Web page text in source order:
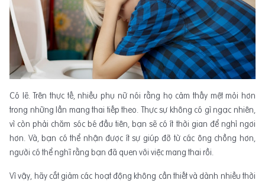
Có lẽ. Trên thực tế, nhiều phụ nữ nói rằng họ cảm thấy mệt mỏi hơn
trong những lần mang thai tiếp theo. Thực sự không có gì ngạc nhiên,
vì còn phải chăm sóc bé đầu tiên, bạn sẽ có ít thời gian để nghỉ ngơi
hơn. Và, bạn có thể nhận được ít sự giúp đỡ từ các ông chồng hơn,
người có thể nghĩ rằng bạn đã quen với việc mang thai rồi.
Vì vậy, hãy cắt giảm các hoạt động không cần thiết và dành nhiều thời